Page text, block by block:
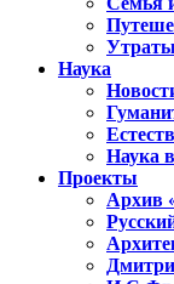
Утраты
Наука
Наука
Проекты
Архив